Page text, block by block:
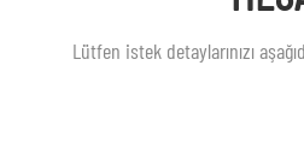
Lütfen istek detaylarınızı